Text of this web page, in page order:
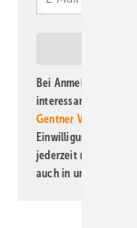
Bei Anmeldung zu
interessante
Gentner Verlag GmbH
Einwilligung kann
jederzeit möglich.
auch in unserer